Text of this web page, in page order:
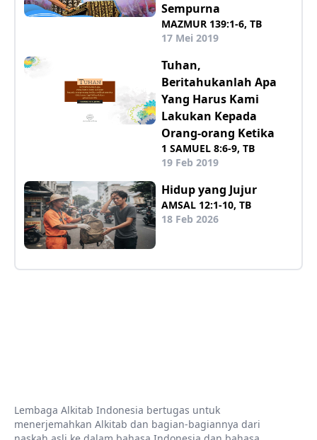
Sempurna
MAZMUR 139:1-6, TB
17 Mei 2019
Tuhan,
Beritahukanlah Apa
Yang Harus Kami
Lakukan Kepada
Orang-orang Ketika
1 SAMUEL 8:6-9, TB
19 Feb 2019
Hidup yang Jujur
AMSAL 12:1-10, TB
18 Feb 2026
Lembaga Alkitab Indonesia bertugas untuk
menerjemahkan Alkitab dan bagian-bagiannya dari